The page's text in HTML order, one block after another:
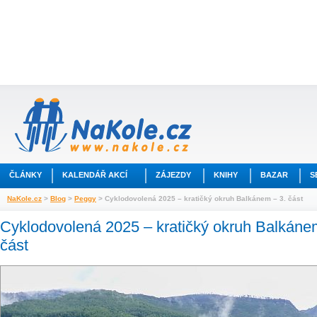
ČLÁNKY KALENDÁŘ AKCÍ ZÁJEZDY KNIHY BAZAR
NaKole.cz > Blog > Peggy > Cyklodovolená 2025 – kratičký okruh Balkánem – 3. část
Cyklodovolená 2025 – kratičký okruh
část